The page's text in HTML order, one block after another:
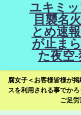
ユキミ
目襲名
とめ速
が止ま
た夜空
腐女子＜お客様皆様が
スを利用される事でか
ご足労